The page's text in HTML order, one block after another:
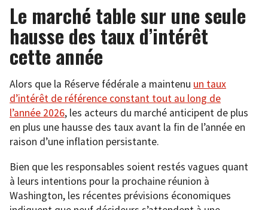
Le marché table sur une seule
hausse des taux d’intérêt
cette année
Alors que la Réserve fédérale a maintenu un taux
d’intérêt de référence constant tout au long de
l’année 2026, les acteurs du marché anticipent de plus
en plus une hausse des taux avant la fin de l’année en
raison d’une inflation persistante.
Bien que les responsables soient restés vagues quant
à leurs intentions pour la prochaine réunion à
Washington, les récentes prévisions économiques